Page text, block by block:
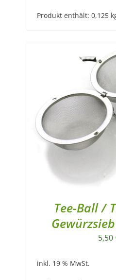
Produkt enthält: 0,125
Tee-Ball /
5,50
inkl. 19 % MwSt.